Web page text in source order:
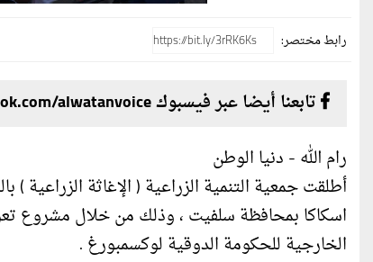
رابط مختصر:
تابعنا أيضا عبر فيسبوك facebook.com/alwatanvoice
رام الله - دنيا الوطن
أطلقت جمعية التنمية الزراعية ( الإغاثة الزراعية
اسكاكا بمحافظة سلفيت ، وذلك من خلال مشروع
الخارجية للحكومة الدوقية لوكسمبورغ .